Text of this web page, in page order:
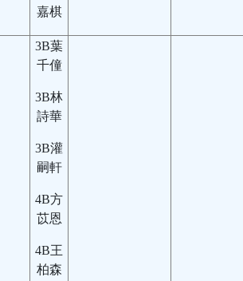
嘉棋
3B葉
千僮
3B林
詩華
3B灌
嗣軒
4B方
苡恩
4B王
柏森